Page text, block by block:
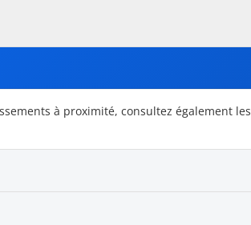
à proximité, consultez également les